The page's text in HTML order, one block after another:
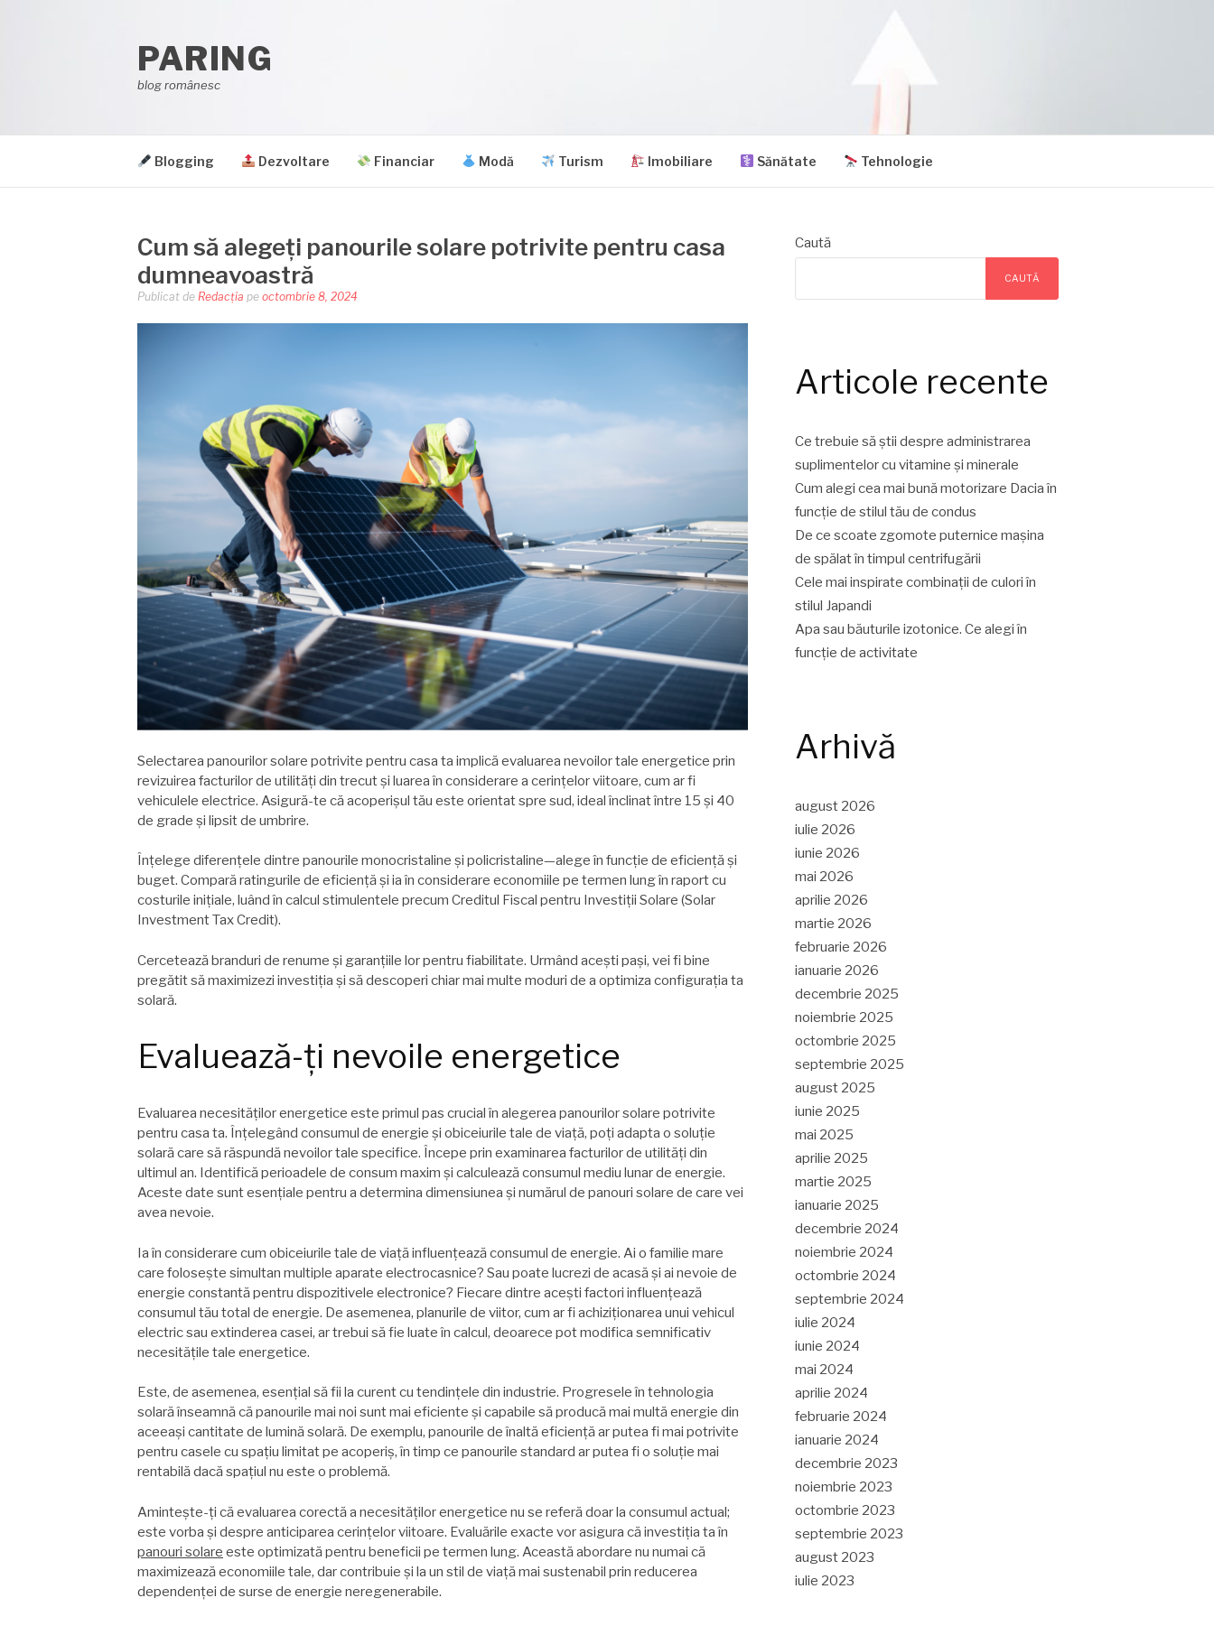
PARING
blog românesc
Blogging Dezvoltare Financiar Modă Turism Imobiliare Sănătate Tehnologie
Cum să alegeți panourile solare potrivite pentru casa
dumneavoastră
Publicat de Redacția pe octombrie 8, 2024
Selectarea panourilor solare potrivite pentru casa ta implică evaluarea nevoilor tale energetice prin
revizuirea facturilor de utilități din trecut și luarea în considerare a cerințelor viitoare, cum ar fi
vehiculele electrice. Asigură-te că acoperișul tău este orientat spre sud, ideal înclinat între 15 și 40
de grade și lipsit de umbrire.
Înțelege diferențele dintre panourile monocristaline și policristaline—alege în funcție de eficiență și
buget. Compară ratingurile de eficiență și ia în considerare economiile pe termen lung în raport cu
costurile inițiale, luând în calcul stimulentele precum Creditul Fiscal pentru Investiții Solare (Solar
Investment Tax Credit).
Cercetează branduri de renume și garanțiile lor pentru fiabilitate. Urmând acești pași, vei fi bine
pregătit să maximizezi investiția și să descoperi chiar mai multe moduri de a optimiza configurația ta
solară.
Evaluează-ți nevoile energetice
Evaluarea necesităților energetice este primul pas crucial în alegerea panourilor solare potrivite
pentru casa ta. Înțelegând consumul de energie și obiceiurile tale de viață, poți adapta o soluție
solară care să răspundă nevoilor tale specifice. Începe prin examinarea facturilor de utilități din
ultimul an. Identifică perioadele de consum maxim și calculează consumul mediu lunar de energie.
Aceste date sunt esențiale pentru a determina dimensiunea și numărul de panouri solare de care vei
avea nevoie.
Ia în considerare cum obiceiurile tale de viață influențează consumul de energie. Ai o familie mare
care folosește simultan multiple aparate electrocasnice? Sau poate lucrezi de acasă și ai nevoie de
energie constantă pentru dispozitivele electronice? Fiecare dintre acești factori influențează
consumul tău total de energie. De asemenea, planurile de viitor, cum ar fi achiziționarea unui vehicul
electric sau extinderea casei, ar trebui să fie luate în calcul, deoarece pot modifica semnificativ
necesitățile tale energetice.
Este, de asemenea, esențial să fii la curent cu tendințele din industrie. Progresele în tehnologia
solară înseamnă că panourile mai noi sunt mai eficiente și capabile să producă mai multă energie din
aceeași cantitate de lumină solară. De exemplu, panourile de înaltă eficiență ar putea fi mai potrivite
pentru casele cu spațiu limitat pe acoperiș, în timp ce panourile standard ar putea fi o soluție mai
rentabilă dacă spațiul nu este o problemă.
Amintește-ți că evaluarea corectă a necesităților energetice nu se referă doar la consumul actual;
este vorba și despre anticiparea cerințelor viitoare. Evaluările exacte vor asigura că investiția ta în
panouri solare este optimizată pentru beneficii pe termen lung. Această abordare nu numai că
maximizează economiile tale, dar contribuie și la un stil de viață mai sustenabil prin reducerea
dependenței de surse de energie neregenerabile.
Caută
CAUTĂ
Articole recente
Ce trebuie să știi despre administrarea
suplimentelor cu vitamine și minerale
Cum alegi cea mai bună motorizare Dacia în
funcție de stilul tău de condus
De ce scoate zgomote puternice mașina
de spălat în timpul centrifugării
Cele mai inspirate combinații de culori în
stilul Japandi
Apa sau băuturile izotonice. Ce alegi în
funcție de activitate
Arhivă
august 2026
iulie 2026
iunie 2026
mai 2026
aprilie 2026
martie 2026
februarie 2026
ianuarie 2026
decembrie 2025
noiembrie 2025
octombrie 2025
septembrie 2025
august 2025
iunie 2025
mai 2025
aprilie 2025
martie 2025
ianuarie 2025
decembrie 2024
noiembrie 2024
octombrie 2024
septembrie 2024
iulie 2024
iunie 2024
mai 2024
aprilie 2024
februarie 2024
ianuarie 2024
decembrie 2023
noiembrie 2023
octombrie 2023
septembrie 2023
august 2023
iulie 2023